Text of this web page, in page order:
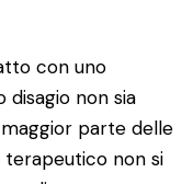
con uno
non sia
parte delle
terapeutico non si